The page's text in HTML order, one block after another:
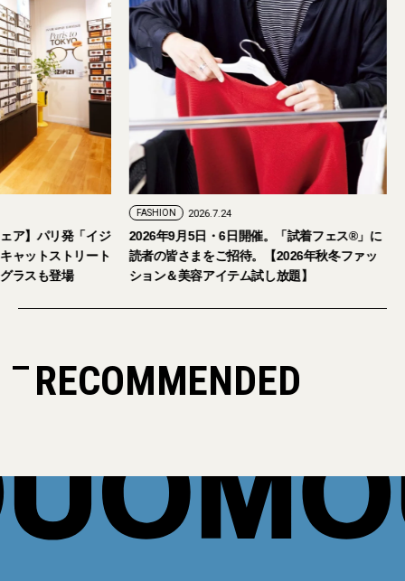
大人のアイウェア】パリ発「イジ
初の旗艦店をキャットストリート
日本限定サングラスも登場
FASHION
2026年9月5日・6日開催。「試着
読者の皆さまをご招待。【2026年
ション＆美容アイテム試し放題】
RECOMMENDED